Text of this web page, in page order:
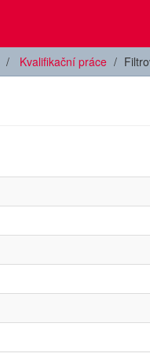
Kvalifikační práce